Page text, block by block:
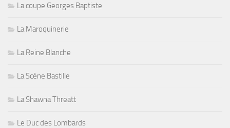
La coupe Georges Baptiste
La Maroquinerie
La Reine Blanche
La Scène Bastille
La Shawna Threatt
Le Duc des Lombards